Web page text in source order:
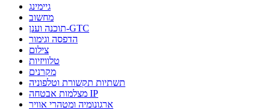
גיימינג
מחשוב
תוכנה וענן-GTC
הדפסה וגימור
צילום
טלוויזיות
מקרנים
תשתיות תקשורת וטלפוניה
מצלמות אבטחה IP
ארגונומיה ומטהרי אוויר